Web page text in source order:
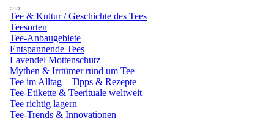
Tee & Kultur / Geschichte des Tees
Teesorten
Tee-Anbaugebiete
Entspannende Tees
Lavendel Mottenschutz
Mythen & Irrtümer rund um Tee
Tee im Alltag – Tipps & Rezepte
Tee-Etikette & Teerituale weltweit
Tee richtig lagern
Tee-Trends & Innovationen